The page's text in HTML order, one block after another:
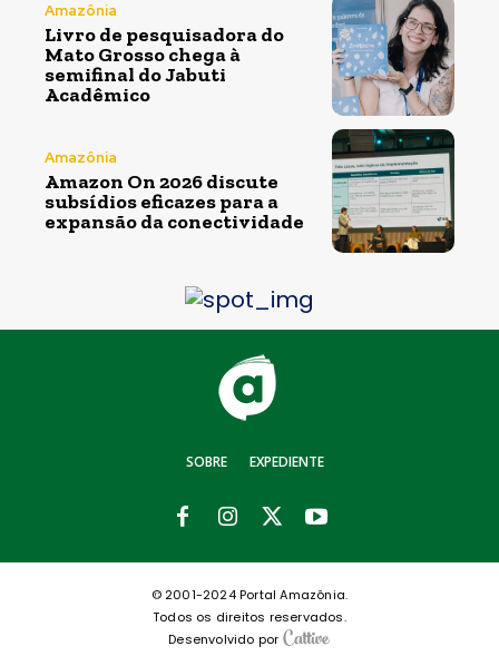
Amazônia
Livro de pesquisadora do
Mato Grosso chega à
semifinal do Jabuti
Acadêmico
Amazônia
Amazon On 2026 discute
subsídios eficazes para a
expansão da conectividade
SOBRE EXPEDIENTE
© 2001-2024 Portal Amazônia.
Todos os direitos reservados.
Desenvolvido por